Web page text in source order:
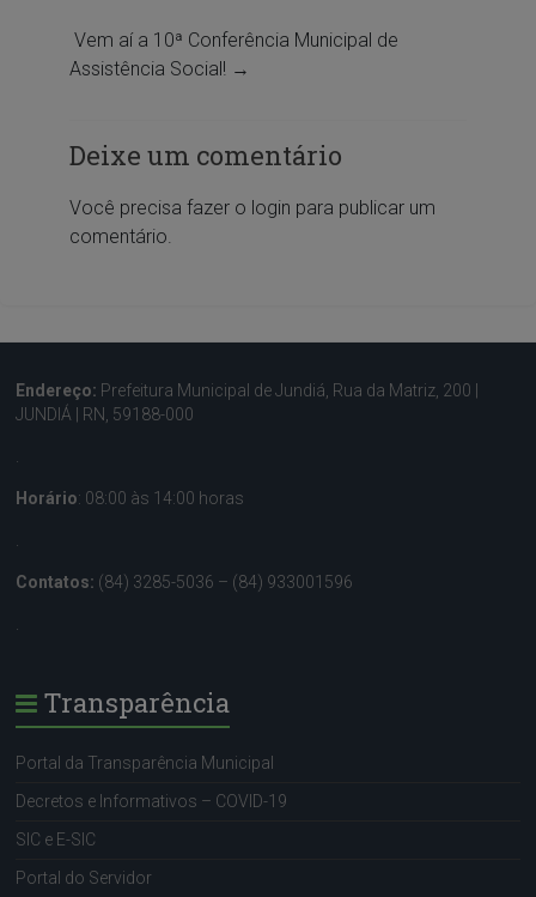
Vem aí a 10ª Conferência Municipal de
Assistência Social! →
Deixe um comentário
Você precisa fazer o login para publicar um
comentário.
Endereço: Prefeitura Municipal de Jundiá, Rua da Matriz, 200 |
JUNDIÁ | RN, 59188-000
Horário: 08:00 às 14:00 horas
Contatos: (84) 3285-5036 – (84) 933001596
Transparência
Portal da Transparência Municipal
Decretos e Informativos – COVID-19
SIC e E-SIC
Portal do Servidor